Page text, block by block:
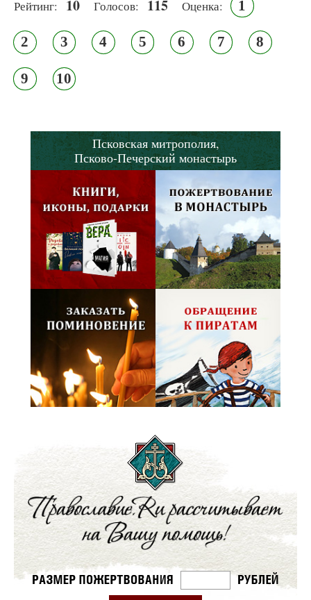
Рейтинг: 10 Голосов: 115 Оценка: 1
2 3 4 5 6 7 8
9 10
Псковская митрополия,
Псково-Печерский монастырь